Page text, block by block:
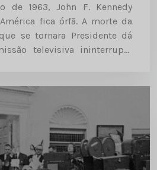
de 1963, John F. Kennedy
fica órfã. A morte da
se tornara Presidente dá
televisiva ininterrupta